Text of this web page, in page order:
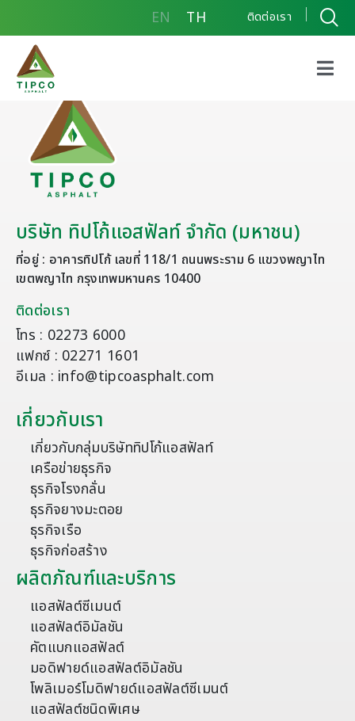
EN TH ติดต่อเรา
บริษัท ทิปโก้แอสฟัลท์ จำกัด (มหาชน)
ที่อยู่ : อาคารทิปโก้ เลขที่ 118/1 ถนนพระราม 6 แขวงพญาไท
เขตพญาไท กรุงเทพมหานคร 10400
ติดต่อเรา
โทร : 02273 6000
แฟกซ์ : 02271 1601
อีเมล : info@tipcoasphalt.com
เกี่ยวกับเรา
เกี่ยวกับกลุ่มบริษัททิปโก้แอสฟัลท์
เครือข่ายธุรกิจ
ธุรกิจโรงกลั่น
ธุรกิจยางมะตอย
ธุรกิจเรือ
ธุรกิจก่อสร้าง
ผลิตภัณฑ์และบริการ
แอสฟัลต์ซีเมนต์
แอสฟัลต์อิมัลชัน
คัตแบกแอสฟัลต์
มอดิฟายด์แอสฟัลต์อิมัลชัน
โพลิเมอร์โมดิฟายด์แอสฟัลต์ซีเมนต์
แอสฟัลต์ชนิดพิเศษ